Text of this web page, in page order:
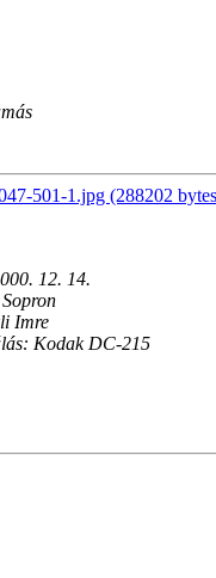
501-1.jpg (288202
12. 14.
Imre
Kodak DC-215